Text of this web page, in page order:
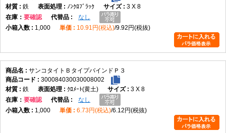
鉄
ﾉﾝｸﾛﾌﾞﾗｯｸ
3 X 8
在庫
要確認
なし
1,000
10.91円(税込) 9.92円(税抜)
サンコタイトＢタイプバインドＰ３
300084030030008002
鉄
ｸﾛﾒｰﾄ(黄土)
3 X 8
在庫
要確認
なし
1,000
6.73円(税込) 6.12円(税抜)